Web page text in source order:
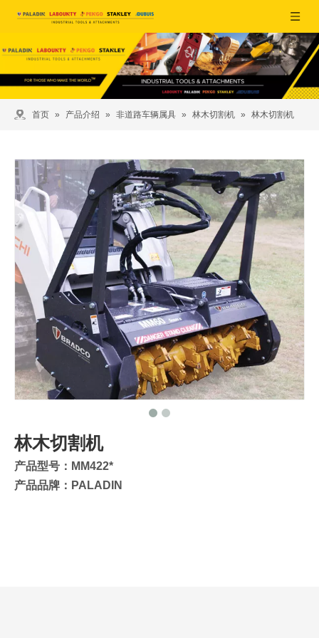
首页 » 产品介绍 » 非道路车辆属具 » 林木切割机 » 林木切割机
林木切割机
产品型号：MM422*
产品品牌：PALADIN